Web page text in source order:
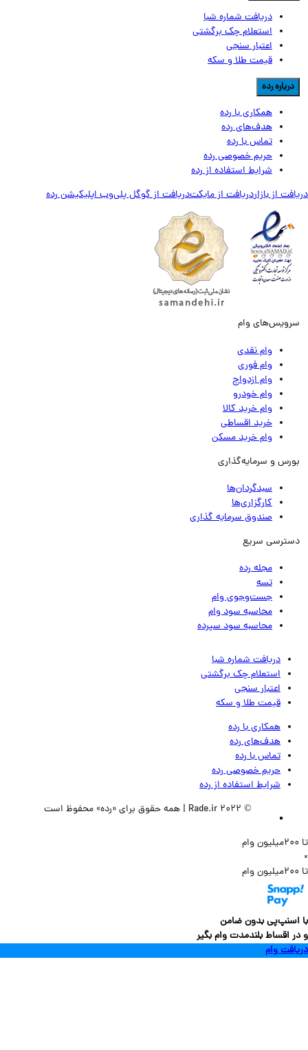
دریافت شماره شبا
استعلام چک برگشتی
اعتبار سنجی
قیمت طلا و سکه
رده
همکاری با رده
هدف‌های رده
تماس‌ با‌ رده
حریم خصوصی رده
شرایط استفاده از رده
از بازاردریافت از مایکتدریافت از گوگل پلیوب اپلیکیشن رده
وام
وام نقدی
وام فوری
وام ازدواج
وام خودرو
وام خرید کالا
خرید اقساطی
وام خرید مسکن
و سرمایه‌گذاری
سبدگردان‌ها
کارگزاری‌ها
صندوق سرمایه گذاری
سریع
مجله رده
تسه
جست‌وجوی وام
محاسبه سود وام
محاسبه سود سپرده
دریافت شماره شبا
استعلام چک برگشتی
اعتبار سنجی
قیمت طلا و سکه
همکاری با رده
هدف‌های رده
تماس‌ با‌ رده
حریم خصوصی رده
شرایط استفاده از رده
بدون ضامن
بلندمدت وام بگیر
وام